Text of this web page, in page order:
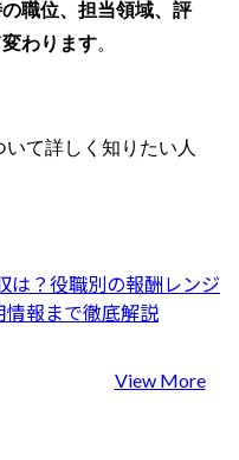
の職位、担当領域、評
わります。
て詳しく知りたい人
は？役職別の報酬レンジ
報まで徹底解説
View More